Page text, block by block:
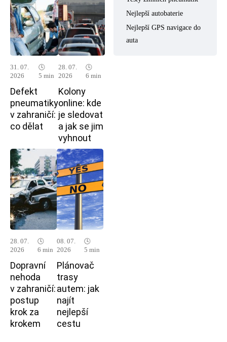
31. 07.
2026
🕓
5 min
Defekt
pneumatiky
v zahraničí:
co dělat
28. 07.
2026
🕓
6 min
Kolony
online: kde
je sledovat
a jak se jim
vyhnout
28. 07.
2026
🕓
6 min
Dopravní
nehoda
v zahraničí:
postup
krok za
krokem
08. 07.
2026
🕓
5 min
Plánovač
trasy
autem: jak
najít
nejlepší
cestu
Nejlepší autobaterie
Nejlepší GPS navigace do
auta